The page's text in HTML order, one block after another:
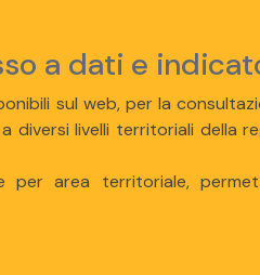
a dati e
sul web, per la
livelli territoriali della
area territoriale,